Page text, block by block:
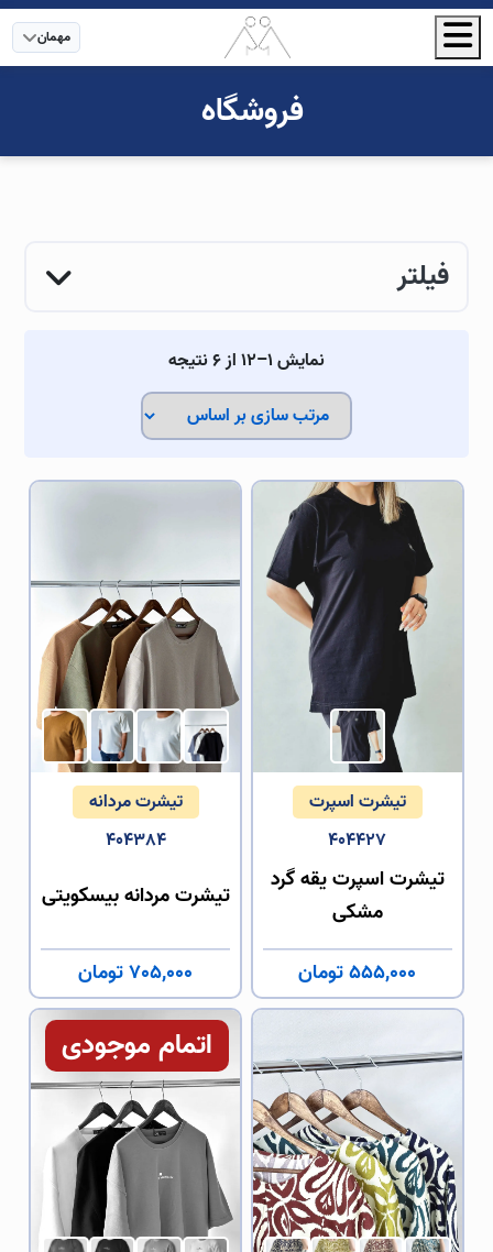
مهمان
فروشگاه
نمایش 1–12 از 6 نتیجه
تیشرت اسپرت
404427
تیشرت اسپرت یقه گرد
مشکی
555,000 تومان
تیشرت مردانه
404384
تیشرت مردانه بیسکویتی
705,000 تومان
اتمام موجودی
فیلتر
کمترین قیمت:
بیشترین قیمت:
جستجو